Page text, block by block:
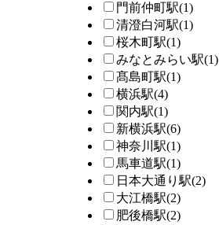
門前仲町駅(1)
清澄白河駅(1)
桜木町駅(1)
みなとみらい駅(1)
髙島町駅(1)
横浜駅(4)
関内駅(1)
新横浜駅(6)
神奈川駅(1)
馬車道駅(1)
日本大通り駅(2)
大江橋駅(2)
肥後橋駅(2)